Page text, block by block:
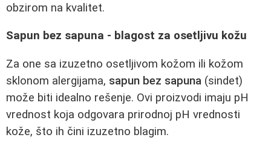
obzirom na kvalitet.
Sapun bez sapuna - blagost za osetljivu kožu
Za one sa izuzetno osetljivom kožom ili kožom
sklonom alergijama, sapun bez sapuna (sindet)
može biti idealno rešenje. Ovi proizvodi imaju pH
vrednost koja odgovara prirodnoj pH vrednosti
kože, što ih čini izuzetno blagim.